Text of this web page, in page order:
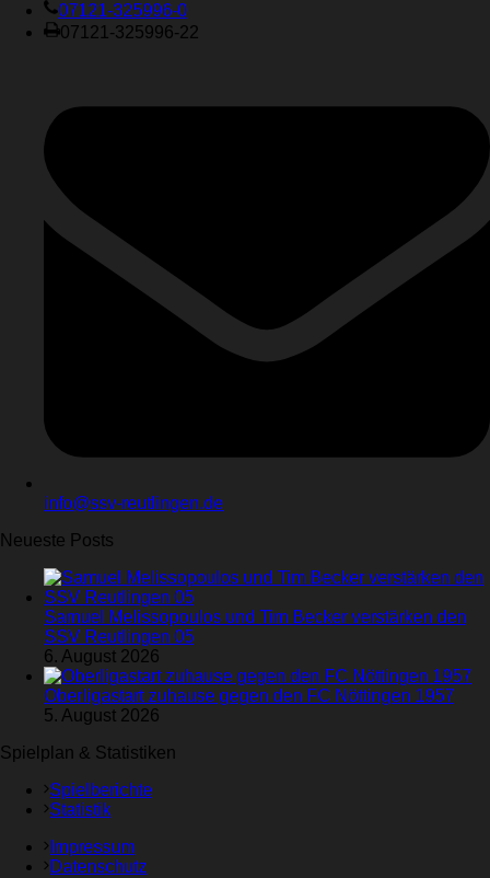
07121-325996-0
07121-325996-22
info@ssv-reutlingen.de
Neueste Posts
Samuel Melissopoulos und Tim Becker verstärken den
SSV Reutlingen 05
6. August 2026
Oberligastart zuhause gegen den FC Nöttingen 1957
5. August 2026
Spielplan & Statistiken
Spielberichte
Statistik
Impressum
Datenschutz